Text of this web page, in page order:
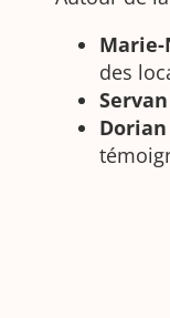
Marie-
des
Dorian